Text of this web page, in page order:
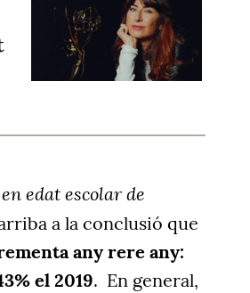
edat escolar de
a la conclusió que
any rere any:
el 2019. En general,